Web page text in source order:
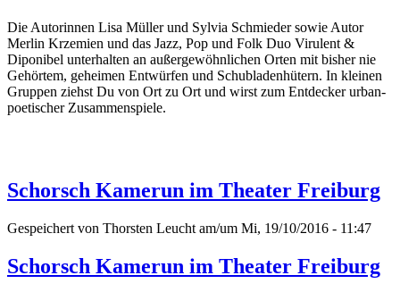
Die Autorinnen Lisa Müller und Sylvia Schmieder sowie Autor
Merlin Krzemien und das Jazz, Pop und Folk Duo Virulent &
Diponibel unterhalten an außergewöhnlichen Orten mit bisher nie
Gehörtem, geheimen Entwürfen und Schubladenhütern. In kleinen
Gruppen ziehst Du von Ort zu Ort und wirst zum Entdecker urban-
poetischer Zusammenspiele.
Schorsch Kamerun im Theater Freiburg
Gespeichert von Thorsten Leucht am/um Mi, 19/10/2016 - 11:47
Schorsch Kamerun im Theater Freiburg